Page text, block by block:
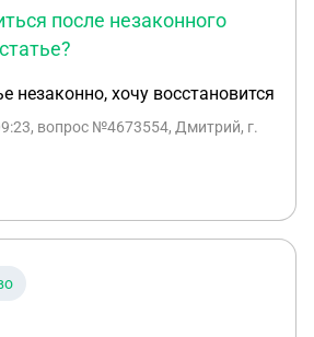
после незаконного
незаконно, хочу восстановится
, вопрос №4673554, Дмитрий, г.